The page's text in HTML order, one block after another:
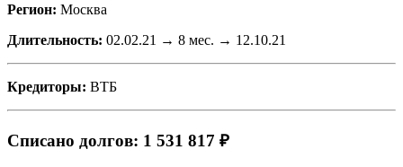
Регион: Москва
Длительность: 02.02.21 → 8 мес. → 12.10.21
Кредиторы: ВТБ
Списано долгов: 1 531 817 ₽